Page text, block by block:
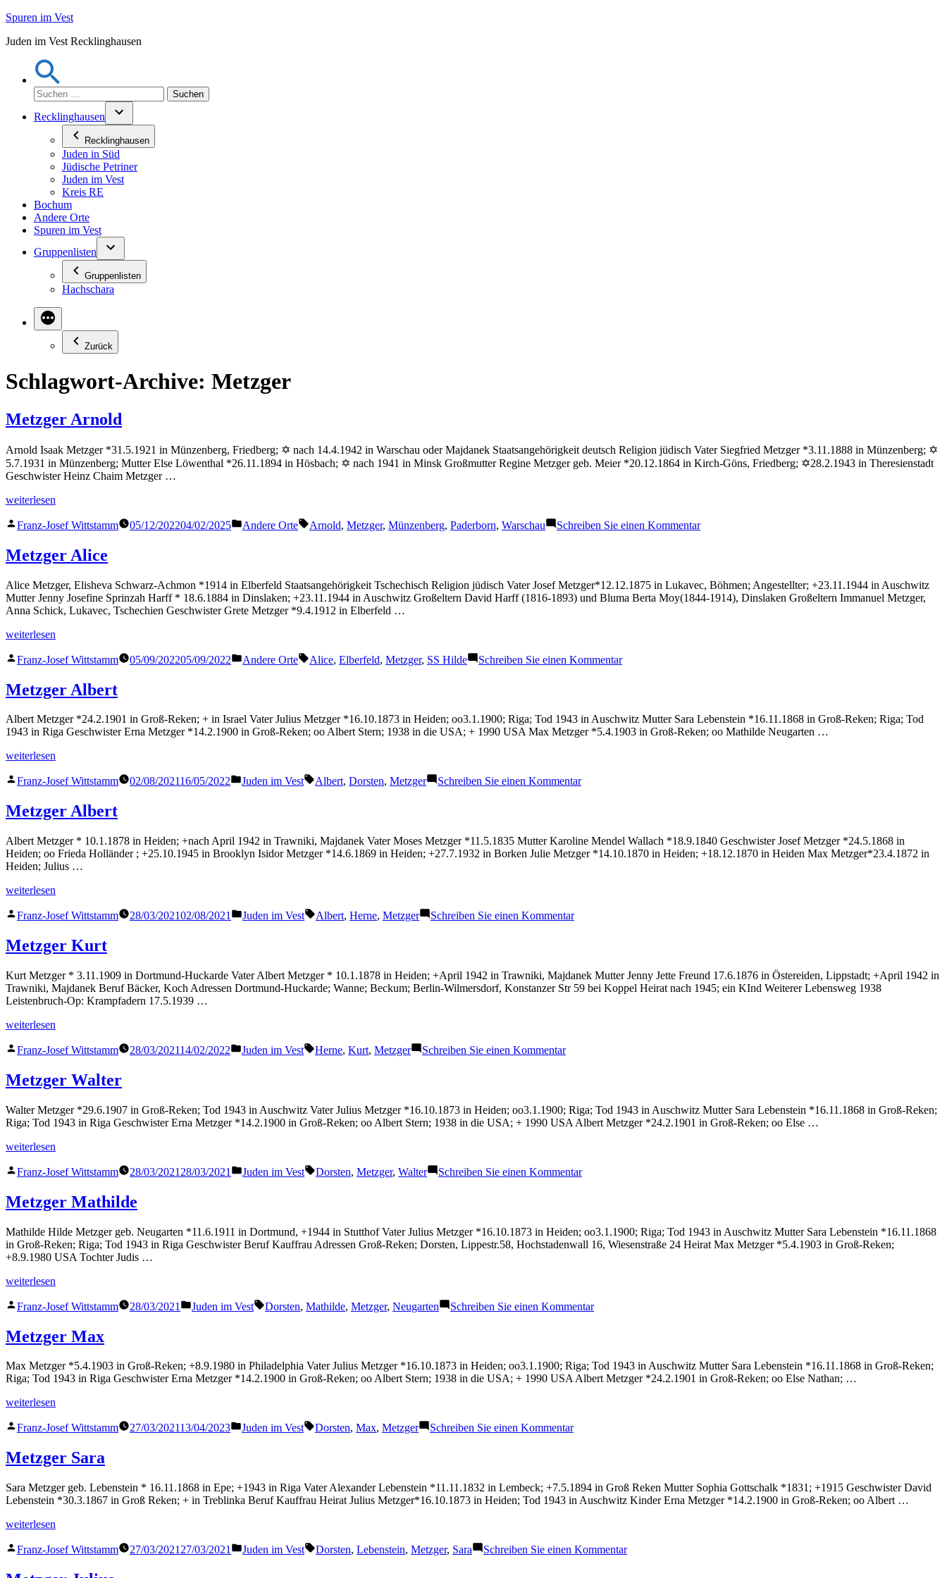
Zum
springen
Spuren im Vest
Juden im Vest Recklinghausen
Suchen
nach:
Recklinghausen
Recklinghausen
Juden in Süd
Jüdische Petriner
Juden im Vest
Kreis RE
Bochum
Andere Orte
Spuren im Vest
Gruppenlisten
Gruppenlisten
Hachschara
Zurück
Schlagwort-Archive: Metzger
Metzger Arnold
Arnold Isaak Metzger *31.5.1921 in Münzenberg, Friedberg; ✡ nach 14.4.1942 in Warschau oder Majdanek Staatsangehörigkeit deutsch Religion jüdisch Vater Siegfried Metzger *3.11.1888 in Münzenberg; ✡
5.7.1931 in Münzenberg; Mutter Else Löwenthal *26.11.1894 in Hösbach; ✡ nach 1941 in Minsk Großmutter Regine Metzger geb. Meier *20.12.1864 in Kirch-Göns, Friedberg; ✡28.2.1943 in Theresienstadt
Geschwister Heinz Chaim Metzger …
„Metzger
weiterlesen
Veröffentlicht
Franz-Josef Wittstamm 05/12/202204/02/2025
Veröffentlicht
Andere Orte Schlagwörter:
Arnold, Metzger, Münzenberg, Paderborn, Warschau Schreiben Sie einen Kommentarzu
Metzger Alice
Alice Metzger, Elisheva Schwarz-Achmon *1914 in Elberfeld Staatsangehörigkeit Tschechisch Religion jüdisch Vater Josef Metzger*12.12.1875 in Lukavec, Böhmen; Angestellter; +23.11.1944 in Auschwitz
Mutter Jenny Josefine Sprinzah Harff * 18.6.1884 in Dinslaken; +23.11.1944 in Auschwitz Großeltern David Harff (1816-1893) und Bluma Berta Moy(1844-1914), Dinslaken Großeltern Immanuel Metzger,
Anna Schick, Lukavec, Tschechien Geschwister Grete Metzger *9.4.1912 in Elberfeld …
„Metzger
weiterlesen
Veröffentlicht
Franz-Josef Wittstamm 05/09/202205/09/2022
Veröffentlicht
Andere Orte Schlagwörter:
Alice, Elberfeld, Metzger, SS Hilde Schreiben Sie einen Kommentarzu
Metzger Albert
Albert Metzger *24.2.1901 in Groß-Reken; + in Israel Vater Julius Metzger *16.10.1873 in Heiden; oo3.1.1900; Riga; Tod 1943 in Auschwitz Mutter Sara Lebenstein *16.11.1868 in Groß-Reken; Riga; Tod
1943 in Riga Geschwister Erna Metzger *14.2.1900 in Groß-Reken; oo Albert Stern; 1938 in die USA; + 1990 USA Max Metzger *5.4.1903 in Groß-Reken; oo Mathilde Neugarten …
„Metzger
weiterlesen
Veröffentlicht
Franz-Josef Wittstamm 02/08/202116/05/2022
Veröffentlicht
Juden im Vest Schlagwörter:
Albert, Dorsten, Metzger Schreiben Sie einen Kommentarzu
Metzger Albert
Albert Metzger * 10.1.1878 in Heiden; +nach April 1942 in Trawniki, Majdanek Vater Moses Metzger *11.5.1835 Mutter Karoline Mendel Wallach *18.9.1840 Geschwister Josef Metzger *24.5.1868 in
Heiden; oo Frieda Holländer ; +25.10.1945 in Brooklyn Isidor Metzger *14.6.1869 in Heiden; +27.7.1932 in Borken Julie Metzger *14.10.1870 in Heiden; +18.12.1870 in Heiden Max Metzger*23.4.1872 in
Heiden; Julius …
„Metzger
weiterlesen
Veröffentlicht
Franz-Josef Wittstamm 28/03/202102/08/2021
Veröffentlicht
Juden im Vest Schlagwörter:
Albert, Herne, Metzger Schreiben Sie einen Kommentarzu
Metzger Kurt
Kurt Metzger * 3.11.1909 in Dortmund-Huckarde Vater Albert Metzger * 10.1.1878 in Heiden; +April 1942 in Trawniki, Majdanek Mutter Jenny Jette Freund 17.6.1876 in Östereiden, Lippstadt; +April 1942 in
Trawniki, Majdanek Beruf Bäcker, Koch Adressen Dortmund-Huckarde; Wanne; Beckum; Berlin-Wilmersdorf, Konstanzer Str 59 bei Koppel Heirat nach 1945; ein KInd Weiterer Lebensweg 1938
Leistenbruch-Op: Krampfadern 17.5.1939 …
„Metzger
weiterlesen
Veröffentlicht
Franz-Josef Wittstamm 28/03/202114/02/2022
Veröffentlicht
Juden im Vest Schlagwörter:
Herne, Kurt, Metzger Schreiben Sie einen Kommentarzu
Metzger Walter
Walter Metzger *29.6.1907 in Groß-Reken; Tod 1943 in Auschwitz Vater Julius Metzger *16.10.1873 in Heiden; oo3.1.1900; Riga; Tod 1943 in Auschwitz Mutter Sara Lebenstein *16.11.1868 in Groß-Reken;
Riga; Tod 1943 in Riga Geschwister Erna Metzger *14.2.1900 in Groß-Reken; oo Albert Stern; 1938 in die USA; + 1990 USA Albert Metzger *24.2.1901 in Groß-Reken; oo Else …
„Metzger
weiterlesen
Veröffentlicht
Franz-Josef Wittstamm 28/03/2021 28/03/2021
Veröffentlicht
Juden im Vest Schlagwörter:
Dorsten, Metzger, Walter Schreiben Sie einen Kommentarzu
Metzger Mathilde
Mathilde Hilde Metzger geb. Neugarten *11.6.1911 in Dortmund, +1944 in Stutthof Vater Julius Metzger *16.10.1873 in Heiden; oo3.1.1900; Riga; Tod 1943 in Auschwitz Mutter Sara Lebenstein *16.11.1868
in Groß-Reken; Riga; Tod 1943 in Riga Geschwister Beruf Kauffrau Adressen Groß-Reken; Dorsten, Lippestr.58, Hochstadenwall 16, Wiesenstraße 24 Heirat Max Metzger *5.4.1903 in Groß-Reken;
+8.9.1980 USA Tochter Judis …
„Metzger
weiterlesen
Veröffentlicht
Franz-Josef Wittstamm 28/03/2021
Veröffentlicht
Juden im Vest Schlagwörter:
Dorsten, Mathilde, Metzger, Neugarten Schreiben Sie einen Kommentarzu
Metzger Max
Max Metzger *5.4.1903 in Groß-Reken; +8.9.1980 in Philadelphia Vater Julius Metzger *16.10.1873 in Heiden; oo3.1.1900; Riga; Tod 1943 in Auschwitz Mutter Sara Lebenstein *16.11.1868 in Groß-Reken;
Riga; Tod 1943 in Riga Geschwister Erna Metzger *14.2.1900 in Groß-Reken; oo Albert Stern; 1938 in die USA; + 1990 USA Albert Metzger *24.2.1901 in Groß-Reken; oo Else Nathan; …
„Metzger
weiterlesen
Veröffentlicht
Franz-Josef Wittstamm 27/03/202113/04/2023
Veröffentlicht
Juden im Vest Schlagwörter:
Dorsten, Max, Metzger Schreiben Sie einen Kommentarzu
Metzger Sara
Sara Metzger geb. Lebenstein * 16.11.1868 in Epe; +1943 in Riga Vater Alexander Lebenstein *11.11.1832 in Lembeck; +7.5.1894 in Groß Reken Mutter Sophia Gottschalk *1831; +1915 Geschwister David
Lebenstein *30.3.1867 in Groß Reken; + in Treblinka Beruf Kauffrau Heirat Julius Metzger*16.10.1873 in Heiden; Tod 1943 in Auschwitz Kinder Erna Metzger *14.2.1900 in Groß-Reken; oo Albert …
„Metzger
weiterlesen
Veröffentlicht
Franz-Josef Wittstamm 27/03/2021 27/03/2021
Veröffentlicht
Juden im Vest Schlagwörter:
Dorsten, Lebenstein, Metzger, Sara Schreiben Sie einen Kommentarzu